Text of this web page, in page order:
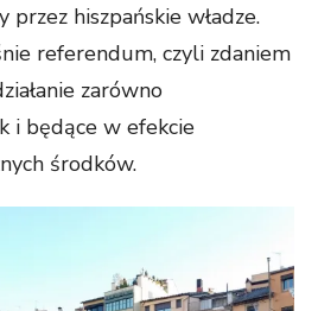
przez hiszpańskie władze.
referendum, czyli zdaniem
zarówno
i będące w efekcie
środków.